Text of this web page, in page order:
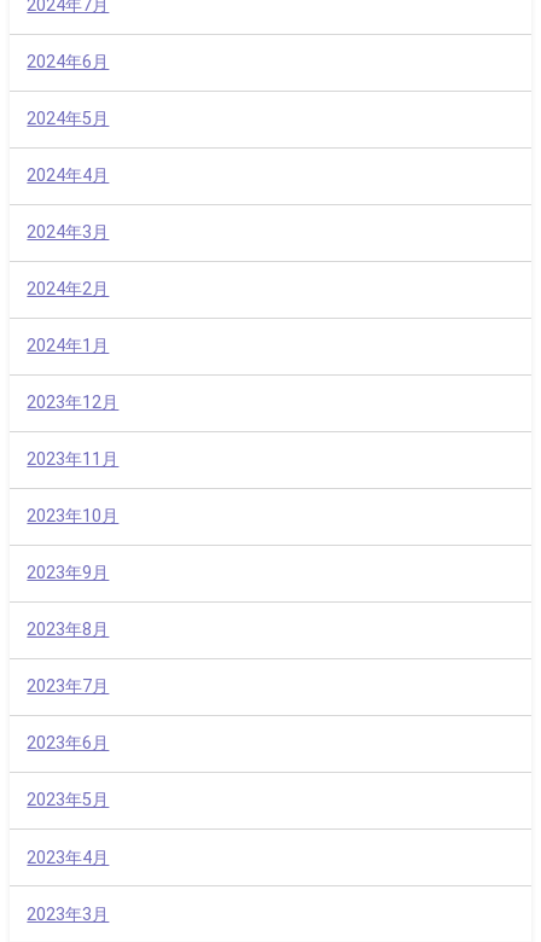
2024年7月
2024年6月
2024年5月
2024年4月
2024年3月
2024年2月
2024年1月
2023年12月
2023年11月
2023年10月
2023年9月
2023年8月
2023年7月
2023年6月
2023年5月
2023年4月
2023年3月